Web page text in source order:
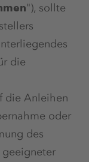
"), sollte
die
die Anleihen
oder
des
geeigneter